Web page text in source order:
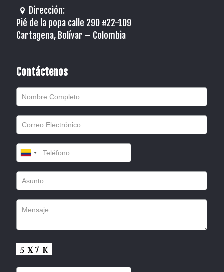
Dirección:
Pié de la popa calle 29D #22-109
Cartagena, Bolívar – Colombia
Contáctenos